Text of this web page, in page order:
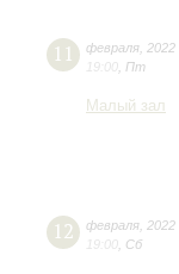
11 февраля 2022
19:00 Пт
Малый зал
12 февраля 2022
19:00 Сб